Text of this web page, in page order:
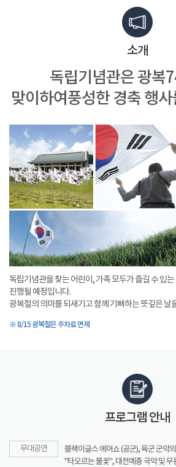
소개
독립기념관은 광복
맞이하여 풍성한 경축 행
독립기념관을 찾는 어린이, 가족 모두가 즐길 수 있
진행될 예정입니다.
광복절의 의미를 되새기고 함께 기뻐하는 뜻깊은 날
※ 8/15 광복절은 주차료 면제
프로그램 안내
무대공연
블랙이글스 에어쇼 (공군), 육군 군악
"타오르는 불꽃", 대전예총 국악 및 무